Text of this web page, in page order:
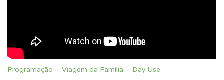
Programação – Viagem da Família – Day Use